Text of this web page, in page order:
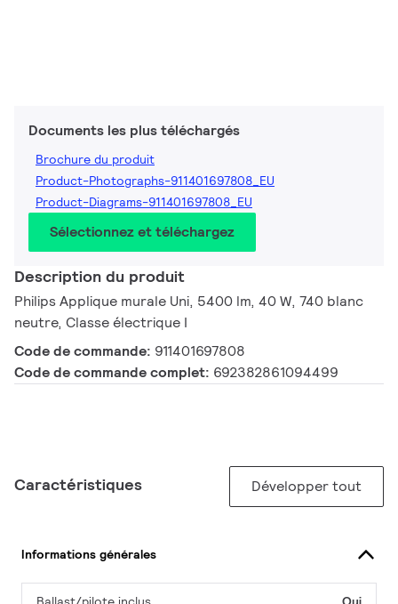
Documents les plus téléchargés
Brochure du produit
Product-Photographs-911401697808_EU
Product-Diagrams-911401697808_EU
Sélectionnez et téléchargez
Description du produit
Philips Applique murale Uni, 5400 lm, 40 W, 740 blanc
neutre, Classe électrique I
Code de commande: 911401697808
Code de commande complet: 692382861094499
Caractéristiques Développer tout
Informations générales